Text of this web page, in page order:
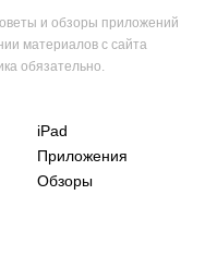
и обзоры приложений
материалов с сайта
обязательно.
iPad
Приложения
Обзоры